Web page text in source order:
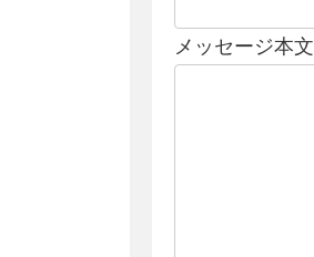
メッセージ本文